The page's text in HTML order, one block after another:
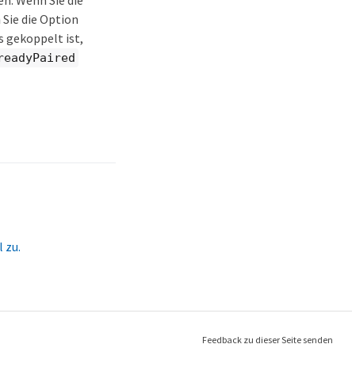
die Option
gekoppelt ist,
zu.
Feedback zu dieser Seite senden